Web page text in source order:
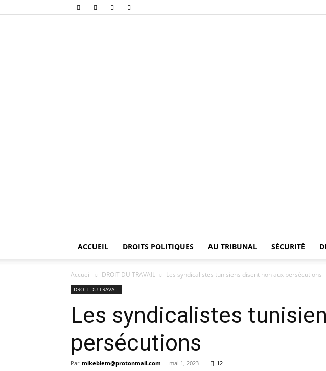
ACCUEIL DROITS POLITIQUES AU TRIBUNAL SÉCURITÉ
Accueil DROIT DU TRAVAIL Les syndicalistes tunisiens disent non aux persécutions
DROIT DU TRAVAIL
Les syndicalistes
persécutions
Par mikebiem@protonmail.com - mai 1, 2023 12